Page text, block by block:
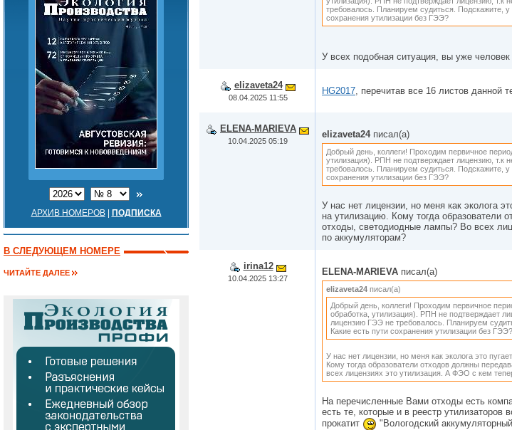
АРХИВ НОМЕРОВ| ПОДПИСКА
В СЛЕДУЮЩЕМ НОМЕРЕ
ЧИТАЙТЕ ДАЛЕЕ
требовалось. Планируем судиться. Подскажите, у
сохранения утилизации без ГЭЭ?
У всех подобная ситуация, вы уже
elizaveta24
08.04.2025 11:55
HG2017, перечитав все 16 листов данной
ELENA-MARIEVA
10.04.2025 05:19
elizaveta24писал(а)
Добрый день, коллеги! Проходим первичное
утилизация). РПН не подтверждает лицензию, т.к
требовалось. Планируем судиться. Подскажите, у
сохранения утилизации без ГЭЭ?
У нас нет лицензии, но меня как эколога
на утилизацию. Кому тогда образователи
отходы, светодиодные лампы? Во всех
по аккумуляторам?
irina12
10.04.2025 13:27
ELENA-MARIEVA писал(а)
elizaveta24 писал(а)
Добрый день, коллеги! Проходим первичное
обработка, утилизация). РПН не подтверждает
лицензию ГЭЭ не требовалось. Планируем
Какие есть пути сохранения утилизации без ГЭЭ?
У нас нет лицензии, но меня как эколога это
Кому тогда образователи отходов должны
всех лицензиях это утилизация. А ФЭО с кем
На перечисленные Вами отходы есть
есть те, которые и в реестр утилизаторов
прокатит
"Вологодский